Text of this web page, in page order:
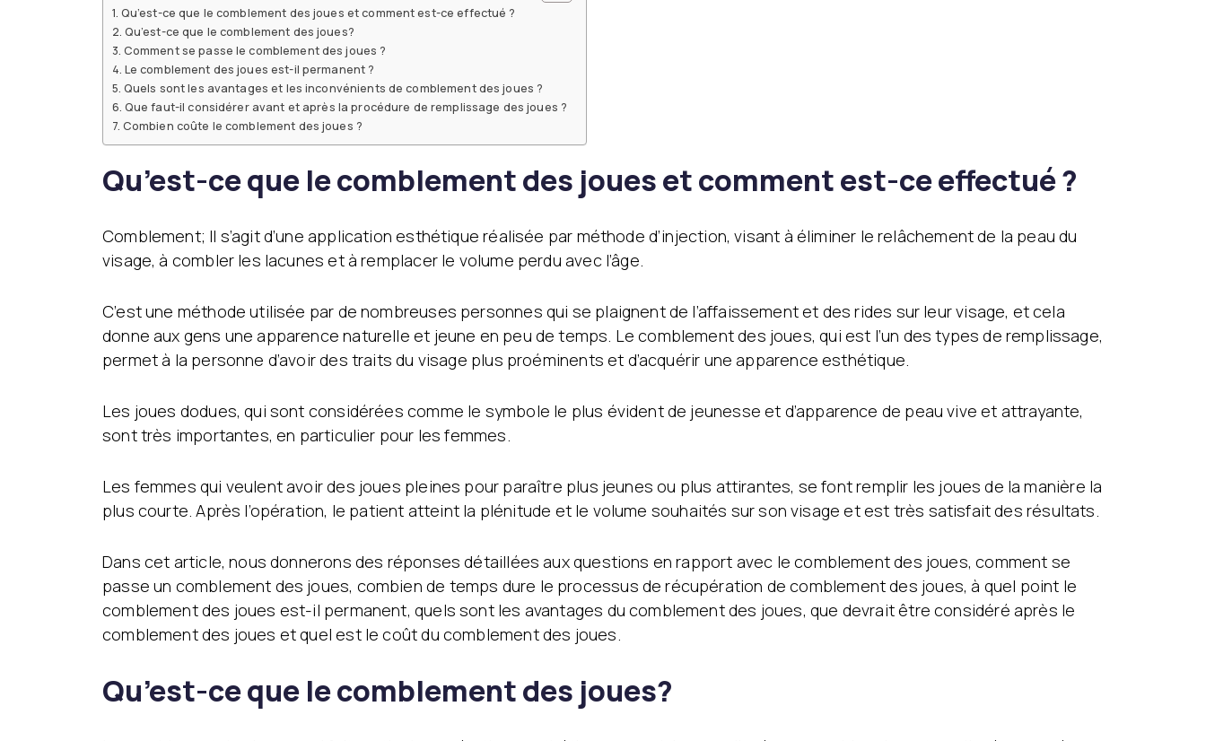
Traitements dentaires
Hollywood Smile
Implants Dentaires
Couronnes Dentaires
Blanchiment des dents
Remplissage et
traitement de canal
Le lifting cervico facial
blépharoplastie)
Esthétique de l’oreille
Lifting des lèvres
Réduction mammaire
Mastopexie
Chirurgie de la
gynécomastie
Lifting du visage non
chirurgical
Endolift
BBL Hero Full Body
Scarlet X (Aiguille
Dorée)
Traitement des
Peeling chimique
Alloblast
Dermamelan
Thérapie par cellules
souches autologues
peau OxyGeneo
Vitamine pour les mains
lymphatique
ICON Laser
Épilation au laser
Red Touch
Détatouage au laser
Femilift:
Rajeunissement génital
Qu’est-ce que le comblement des joues et comment est-ce effectué ?
Qu’est-ce que le comblement des joues?
Comment se passe le comblement des joues ?
Le comblement des joues est-il permanent ?
Quels sont les avantages et les inconvénients de comblement des joues ?
Que faut-il considérer avant et après la procédure de remplissage des joues ?
Combien coûte le comblement des joues ?
Qu’est-ce que le comblement des joues et comment est-ce effectué ?
Comblement; Il s’agit d’une application esthétique réalisée par méthode d’injection, visant à éliminer le relâchement de la peau du
visage, à combler les lacunes et à remplacer le volume perdu avec l’âge.
C’est une méthode utilisée par de nombreuses personnes qui se plaignent de l’affaissement et des rides sur leur visage, et cela
donne aux gens une apparence naturelle et jeune en peu de temps. Le comblement des joues, qui est l’un des types de remplissage,
permet à la personne d’avoir des traits du visage plus proéminents et d’acquérir une apparence esthétique.
Les joues dodues, qui sont considérées comme le symbole le plus évident de jeunesse et d’apparence de peau vive et attrayante,
sont très importantes, en particulier pour les femmes.
Les femmes qui veulent avoir des joues pleines pour paraître plus jeunes ou plus attirantes, se font remplir les joues de la manière la
plus courte. Après l’opération, le patient atteint la plénitude et le volume souhaités sur son visage et est très satisfait des résultats.
Dans cet article, nous donnerons des réponses détaillées aux questions en rapport avec le comblement des joues, comment se
passe un comblement des joues, combien de temps dure le processus de récupération de comblement des joues, à quel point le
comblement des joues est-il permanent, quels sont les avantages du comblement des joues, que devrait être considéré après le
comblement des joues et quel est le coût du comblement des joues.
Qu’est-ce que le comblement des joues?